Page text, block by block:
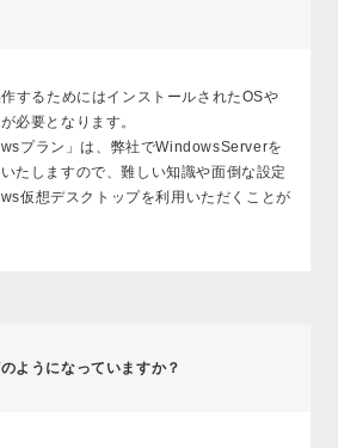
するためにはインストールされたOSや
必要となります。
プラン 」は、弊社でWindowsServerを
たしますので、難しい知識や面倒な設定
仮想デスクトップを利用いただくことが
ようになっていますか？